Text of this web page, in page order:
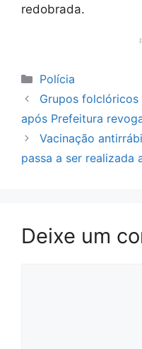
redobrada.
Categorias
Polícia
Grupos
após Prefeitura
Vacinação
passa a ser realizada
Deixe um